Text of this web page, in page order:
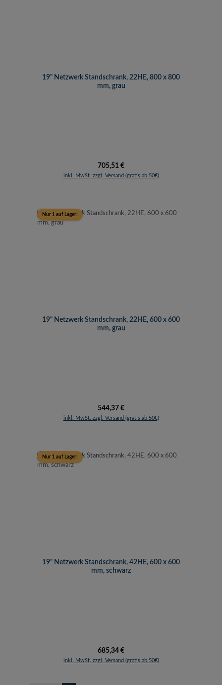
19" Netzwerk Standschrank, 22HE, 800 x 800
mm, grau
Regulärer Preis:
705,51 €
inkl. MwSt. zzgl. Versand (gratis ab 50€)
Nur 1 auf Lager!
19" Netzwerk Standschrank, 22HE, 600 x 600
mm, grau
Regulärer Preis:
544,37 €
inkl. MwSt. zzgl. Versand (gratis ab 50€)
Nur 1 auf Lager!
19" Netzwerk Standschrank, 42HE, 600 x 600
mm, schwarz
Regulärer Preis:
685,34 €
inkl. MwSt. zzgl. Versand (gratis ab 50€)